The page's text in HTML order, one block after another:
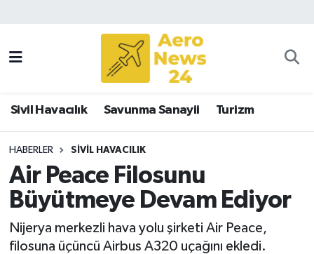
Sivil Havacılık Savunma Sanayii Turizm
HABERLER SIVIL HAVACILIK
Air Peace Filosunu
Büyütmeye Devam Ediyor
Nijerya merkezli hava yolu şirketi Air Peace,
filosuna üçüncü Airbus A320 uçağını ekledi.